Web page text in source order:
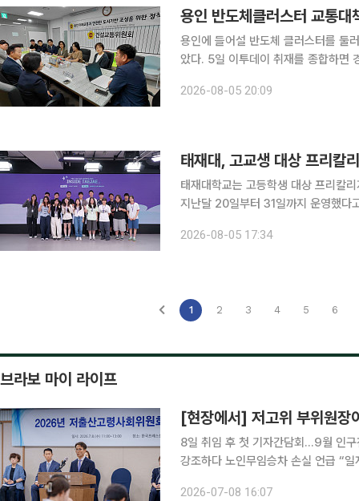
용인 반도체클러스터 교통
용인에 들어설 반도체 클러스터를 둘
았다. 5일 이투데이 취재를 종합하면 경기도의회 건설교통위원회와 용인특례시의회는 이날 경기도
회'를 열고 반도체 클러스터 조성에
2026-08-05 20:09
태재대, 고교생 대상 프리칼
태재대학교는 고등학생 대상 프리
지난달 20일부터 31일까지 운영했다고 5일 밝혔다. 이번 프로그램은
치지 않고 질문과 토론, 프로젝트 중
2026-08-05 17:34
1 2 3 4 5 6
브라보 마이 라이프
[현장에서] 저고위 부위원장
8일 취임 후 첫 기자간담회…9월 인구
강조하다 노인무임승차 손실 언급 “
2026-07-08 16:07